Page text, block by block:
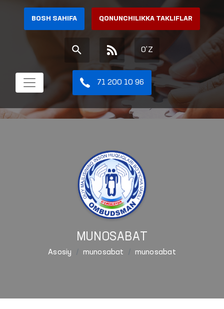
BOSH SAHIFA QONUNCHILIKKA TAKLIFLAR
O'Z
71 200 10 96
MUNOSABAT
Asosiy munosabat munosabat